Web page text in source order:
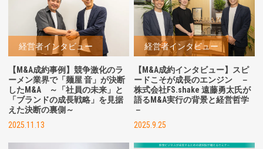
経営者インタビュー
【M&A成約事例】競争激化のラ
ーメン業界で「麺屋 音」が決断
したM&A
～「社員の未来」と
「ブランドの成長戦略」を見据
えた決断の裏側～
2025.11.13
経営者インタビュー
【M&A成約インタビュー】スピ
ードこそが成長のエンジン －
株式会社FS.shake 遠藤勇太氏が
語るM&A実行の背景と経営哲学
－
2025.9.25